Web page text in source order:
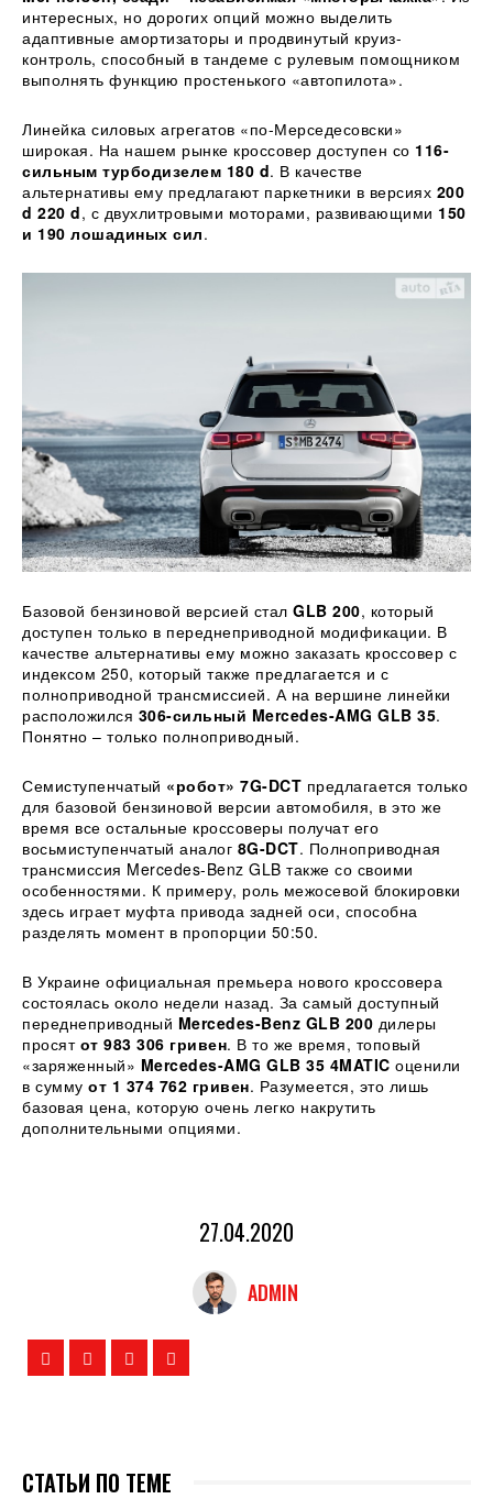
интересных, но дорогих опций можно выделить
адаптивные амортизаторы и продвинутый круиз-
контроль, способный в тандеме с рулевым помощником
выполнять функцию простенького «автопилота».
Линейка силовых агрегатов «по-Мерседесовски»
широкая. На нашем рынке кроссовер доступен со 116-
сильным турбодизелем 180 d. В качестве
альтернативы ему предлагают паркетники в версиях 200
d 220 d, с двухлитровыми моторами, развивающими 150
и 190 лошадиных сил.
Базовой бензиновой версией стал GLB 200, который
доступен только в переднеприводной модификации. В
качестве альтернативы ему можно заказать кроссовер с
индексом 250, который также предлагается и с
полноприводной трансмиссией. А на вершине линейки
расположился 306-сильный Mercedes-AMG GLB 35.
Понятно – только полноприводный.
Семиступенчатый «робот» 7G-DCT предлагается только
для базовой бензиновой версии автомобиля, в это же
время все остальные кроссоверы получат его
восьмиступенчатый аналог 8G-DCT. Полноприводная
трансмиссия Mercedes-Benz GLB также со своими
особенностями. К примеру, роль межосевой блокировки
здесь играет муфта привода задней оси, способна
разделять момент в пропорции 50:50.
В Украине официальная премьера нового кроссовера
состоялась около недели назад. За самый доступный
переднеприводный Mercedes-Benz GLB 200 дилеры
просят от 983 306 гривен. В то же время, топовый
«заряженный» Mercedes-AMG GLB 35 4MATIC оценили
в сумму от 1 374 762 гривен. Разумеется, это лишь
базовая цена, которую очень легко накрутить
дополнительными опциями.
27.04.2020
ADMIN
СТАТЬИ ПО ТЕМЕ